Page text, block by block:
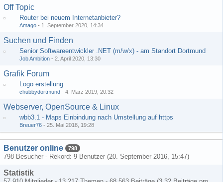
Off Topic
Router bei neuem Internetanbieter?
Amago - 1. September 2020, 14:34
Suchen und Finden
Senior Softwareentwickler .NET (m/w/x) - am Standort Dortmund
Job Ambition - 2. April 2020, 13:30
Grafik Forum
Logo erstellung
chubbydortmund - 4. März 2019, 20:32
Webserver, OpenSource & Linux
wbb3.1 - Maps Einbindung nach Umstellung auf https
Breuer76 - 25. Mai 2018, 19:28
Benutzer online 798
798 Besucher - Rekord: 9 Benutzer (20. September 2016, 15:47)
Statistik